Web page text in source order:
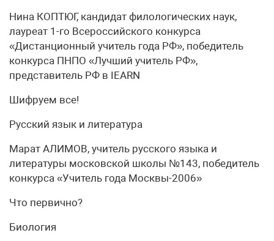
Нина КОПТЮГ, кандидат филологических наук,
лауреат 1-го Всероссийского конкурса
«Дистанционный учитель года РФ», победитель
конкурса ПНПО «Лучший учитель РФ»,
представитель РФ в IEARN
Шифруем все!
Русский язык и литература
Марат АЛИМОВ, учитель русского языка и
литературы московской школы №143, победитель
конкурса «Учитель года Москвы-2006»
Что первично?
Биология